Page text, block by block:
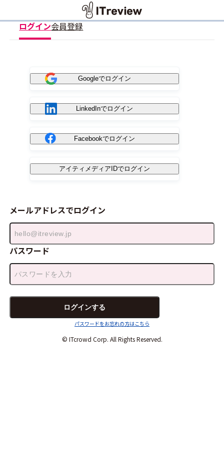
ログイン会員登録
Googleでログイン
LinkedInでログイン
Facebookでログイン
アイティメディアIDでログイン
メールアドレスでログイン
パスワード
パスワードをお忘れの方はこちら
© ITcrowd Corp. All Rights Reserved.